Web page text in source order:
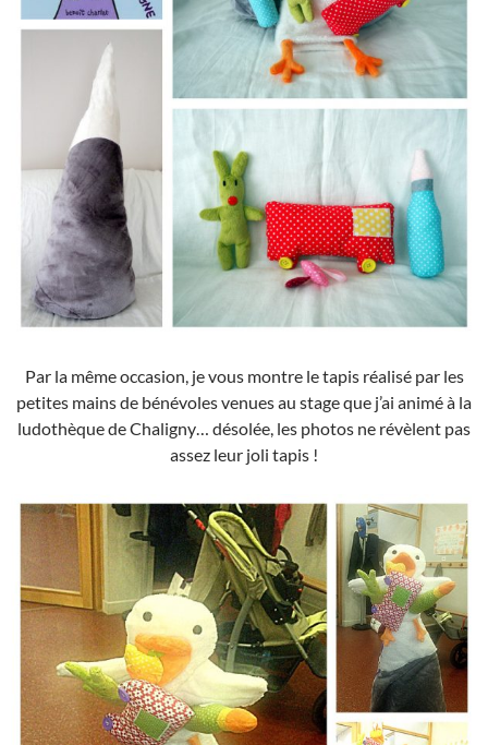
Par la même occasion, je vous montre le tapis réalisé par les
petites mains de bénévoles venues au stage que j’ai animé à la
ludothèque de Chaligny… désolée, les photos ne révèlent pas
assez leur joli tapis !